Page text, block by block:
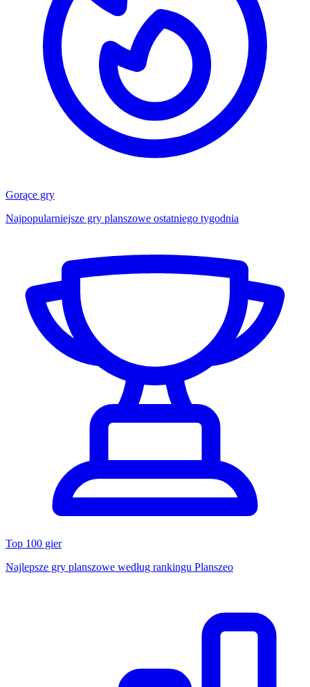
Gorące gry
Najpopularniejsze gry planszowe ostatniego tygodnia
Top 100 gier
Najlepsze gry planszowe według rankingu Planszeo